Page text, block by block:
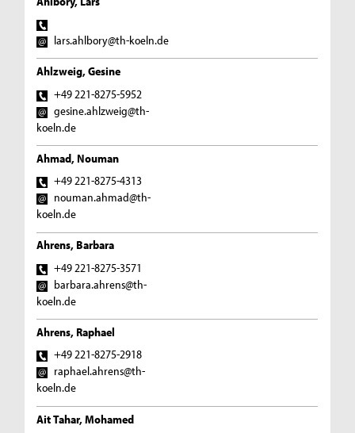
lars.ahlbory@th-koeln.de
Ahlzweig, Gesine
+49 221-8275-5952
gesine.ahlzweig@th-
koeln.de
Ahmad, Nouman
+49 221-8275-4313
nouman.ahmad@th-
koeln.de
Ahrens, Barbara
+49 221-8275-3571
barbara.ahrens@th-
koeln.de
Ahrens, Raphael
+49 221-8275-2918
raphael.ahrens@th-
koeln.de
Ait Tahar, Mohamed